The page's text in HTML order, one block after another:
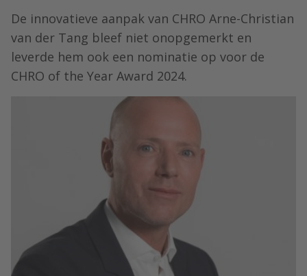
De innovatieve aanpak van CHRO Arne-Christian
van der Tang bleef niet onopgemerkt en
leverde hem ook een nominatie op voor de
CHRO of the Year Award 2024.